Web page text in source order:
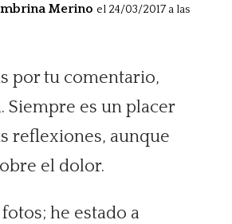
Merino el 24/03/2017 a las
por tu comentario,
Siempre es un placer
reflexiones, aunque
el dolor.
he estado a